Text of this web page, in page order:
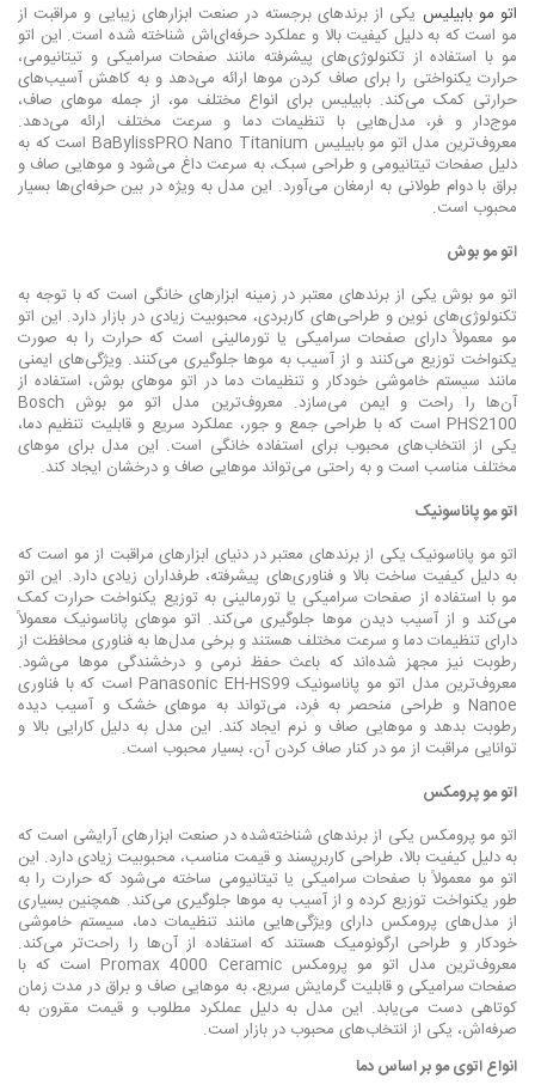
اتو مو بابیلیس یکی از برندهای برجسته در صنعت ابزارهای زیبایی و مراقبت از
مو است که به دلیل کیفیت بالا و عملکرد حرفه‌ای‌اش شناخته شده است. این اتو
مو با استفاده از تکنولوژی‌های پیشرفته مانند صفحات سرامیکی و تیتانیومی،
حرارت یکنواختی را برای صاف کردن موها ارائه می‌دهد و به کاهش آسیب‌های
حرارتی کمک می‌کند. بابیلیس برای انواع مختلف مو، از جمله موهای صاف،
موج‌دار و فر، مدل‌هایی با تنظیمات دما و سرعت مختلف ارائه می‌دهد.
معروف‌ترین مدل اتو مو بابیلیس BaBylissPRO Nano Titanium است که به
دلیل صفحات تیتانیومی و طراحی سبک، به سرعت داغ می‌شود و موهایی صاف و
براق با دوام طولانی به ارمغان می‌آورد. این مدل به ویژه در بین حرفه‌ای‌ها بسیار
محبوب است.
اتو مو بوش
اتو مو بوش یکی از برندهای معتبر در زمینه ابزارهای خانگی است که با توجه به
تکنولوژی‌های نوین و طراحی‌های کاربردی، محبوبیت زیادی در بازار دارد. این اتو
مو معمولاً دارای صفحات سرامیکی یا تورمالینی است که حرارت را به صورت
یکنواخت توزیع می‌کنند و از آسیب به موها جلوگیری می‌کنند. ویژگی‌های ایمنی
مانند سیستم خاموشی خودکار و تنظیمات دما در اتو موهای بوش، استفاده از
آن‌ها را راحت و ایمن می‌سازد. معروف‌ترین مدل اتو مو بوش Bosch
PHS2100 است که با طراحی جمع و جور، عملکرد سریع و قابلیت تنظیم دما،
یکی از انتخاب‌های محبوب برای استفاده خانگی است. این مدل برای موهای
مختلف مناسب است و به راحتی می‌تواند موهایی صاف و درخشان ایجاد کند.
اتو مو پاناسونیک
اتو مو پاناسونیک یکی از برندهای معتبر در دنیای ابزارهای مراقبت از مو است که
به دلیل کیفیت ساخت بالا و فناوری‌های پیشرفته، طرفداران زیادی دارد. این اتو
مو با استفاده از صفحات سرامیکی یا تورمالینی به توزیع یکنواخت حرارت کمک
می‌کند و از آسیب دیدن موها جلوگیری می‌کند. اتو موهای پاناسونیک معمولاً
دارای تنظیمات دما و سرعت مختلف هستند و برخی مدل‌ها به فناوری محافظت از
رطوبت نیز مجهز شده‌اند که باعث حفظ نرمی و درخشندگی موها می‌شود.
معروف‌ترین مدل اتو مو پاناسونیک Panasonic EH-HS99 است که با فناوری
Nanoe و طراحی منحصر به فرد، می‌تواند به موهای خشک و آسیب دیده
رطوبت بدهد و موهایی صاف و نرم ایجاد کند. این مدل به دلیل کارایی بالا و
توانایی مراقبت از مو در کنار صاف کردن آن، بسیار محبوب است.
اتو مو پرومکس
اتو مو پرومکس یکی از برندهای شناخته‌شده در صنعت ابزارهای آرایشی است که
به دلیل کیفیت بالا، طراحی کاربرپسند و قیمت مناسب، محبوبیت زیادی دارد. این
اتو مو معمولاً با صفحات سرامیکی یا تیتانیومی ساخته می‌شود که حرارت را به
طور یکنواخت توزیع کرده و از آسیب به موها جلوگیری می‌کند. همچنین بسیاری
از مدل‌های پرومکس دارای ویژگی‌هایی مانند تنظیمات دما، سیستم خاموشی
خودکار و طراحی ارگونومیک هستند که استفاده از آن‌ها را راحت‌تر می‌کند.
معروف‌ترین مدل اتو مو پرومکس Promax 4000 Ceramic است که با
صفحات سرامیکی و قابلیت گرمایش سریع، به موهایی صاف و براق در مدت زمان
کوتاهی دست می‌یابد. این مدل به دلیل عملکرد مطلوب و قیمت مقرون به
صرفه‌اش، یکی از انتخاب‌های محبوب در بازار است.
انواع اتوی مو بر اساس دما